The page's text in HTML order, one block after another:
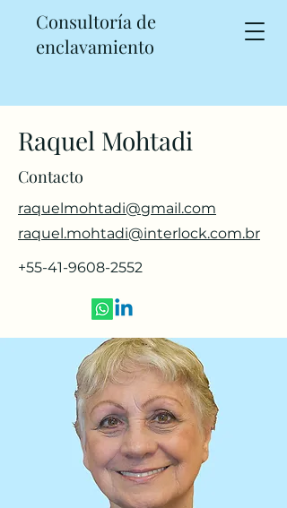
Consultoría de
enclavamiento
Raquel Mohtadi
Contacto
raquelmohtadi@gmail.com
raquel.mohtadi@interlock.com.br
+55-41-9608-2552